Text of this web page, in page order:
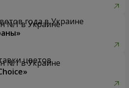
года в Украине
цветов